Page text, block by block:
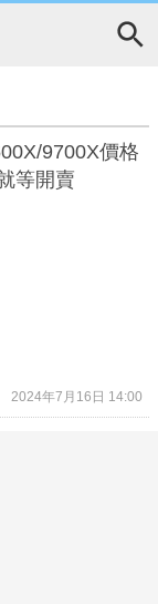
9700X價格
等開賣
2024年7月16日 14:00